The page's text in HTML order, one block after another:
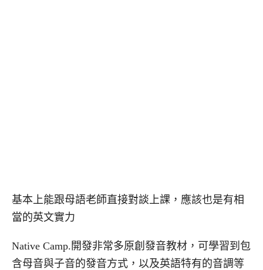
基本上能跟母語老師直接對談上課，應該也是有相
當的英文實力
Native Camp.開發非常多原創發音教材，可學習到包
含母音與子音的發音方式，以及英語特有的音調等